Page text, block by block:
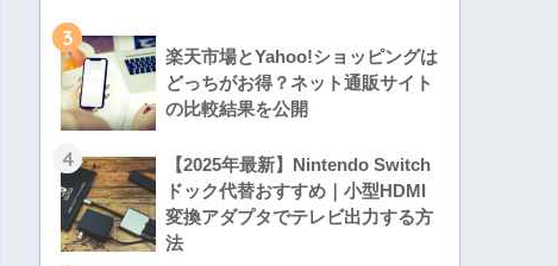
3
楽天市場とYahoo!ショッピングは
どっちがお得？ネット通販サイト
の比較結果を公開
4
【2025年最新】Nintendo Switch
ドック代替おすすめ｜小型HDMI
変換アダプタでテレビ出力する方
法